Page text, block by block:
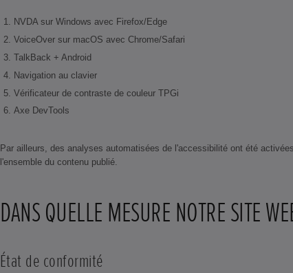
NVDA sur Windows avec Firefox/Edge
VoiceOver sur macOS avec Chrome/Safari
TalkBack + Android
Navigation au clavier
Vérificateur de contraste de couleur TPGi
Axe DevTools
Par ailleurs, des analyses automatisées de l'accessibilité ont été
l'ensemble du contenu publié.
DANS QUELLE MESURE NOTRE SITE
État de conformité